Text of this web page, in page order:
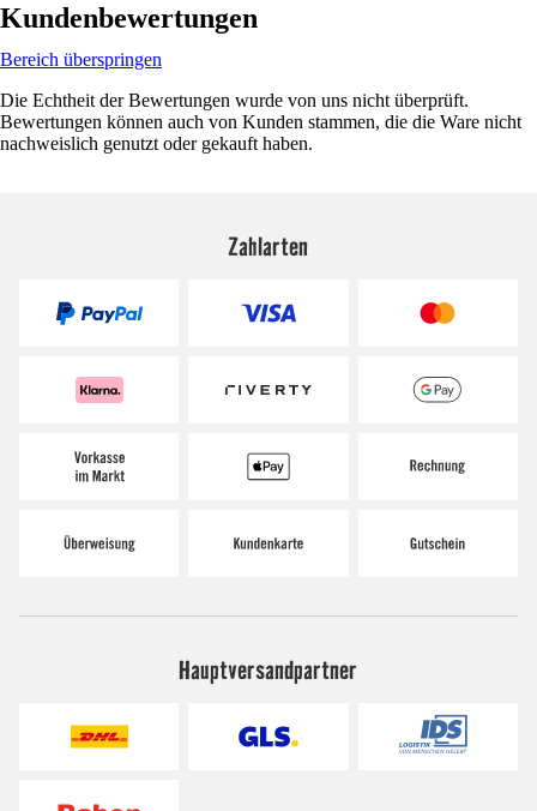
Kundenbewertungen
Bereich überspringen
Die Echtheit der Bewertungen wurde von uns nicht überprüft.
Bewertungen können auch von Kunden stammen, die die Ware nicht
nachweislich genutzt oder gekauft haben.
Zahlarten
Hauptversandpartner